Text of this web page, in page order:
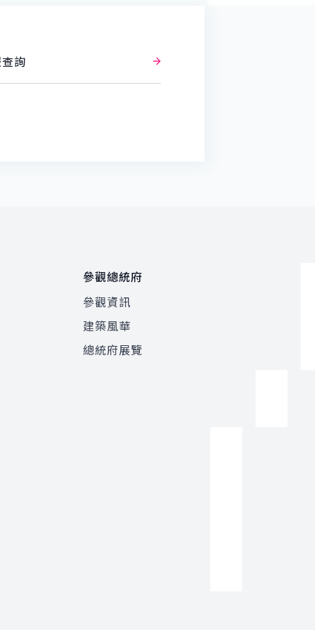
詢
參觀總統府
參觀資訊
建築風華
總統府展覽